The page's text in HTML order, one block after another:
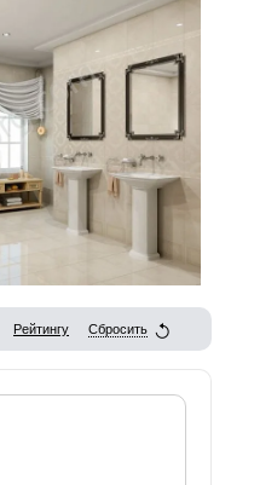
Рейтингу Сбросить